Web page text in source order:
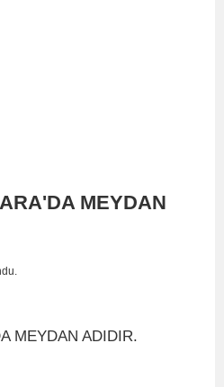
MEYDAN
MEYDAN ADIDIR.